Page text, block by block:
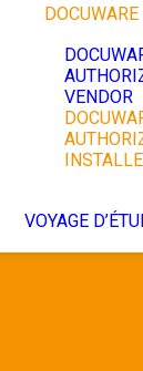
DOCUWARE
VENDOR
VOYAGE